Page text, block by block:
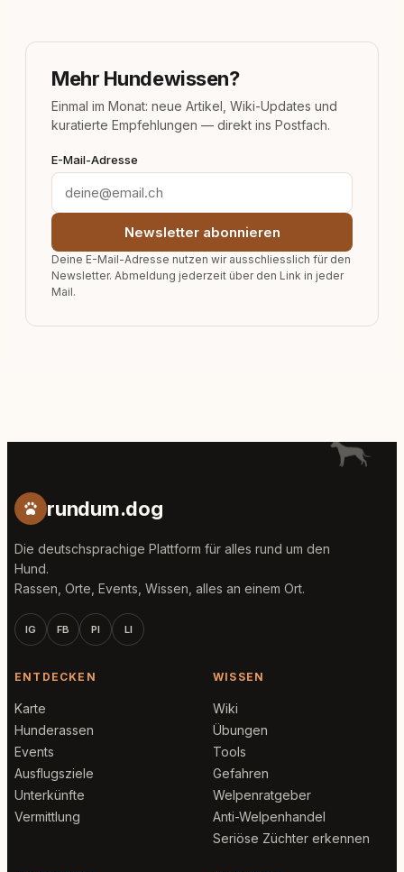
Mehr Hundewissen?
Einmal im Monat: neue Artikel, Wiki-Updates und
kuratierte Empfehlungen — direkt ins Postfach.
E-Mail-Adresse
Newsletter abonnieren
Deine E-Mail-Adresse nutzen wir ausschliesslich für den
Newsletter. Abmeldung jederzeit über den Link in jeder
Mail.
rundum.dog
Die deutschsprachige Plattform für alles rund um den
Hund.
Rassen, Orte, Events, Wissen, alles an einem Ort.
IG FB PI LI
ENTDECKEN
Karte
Hunderassen
Events
Ausflugsziele
Unterkünfte
Vermittlung
WISSEN
Wiki
Übungen
Tools
Gefahren
Welpenratgeber
Anti-Welpenhandel
Seriöse Züchter erkennen